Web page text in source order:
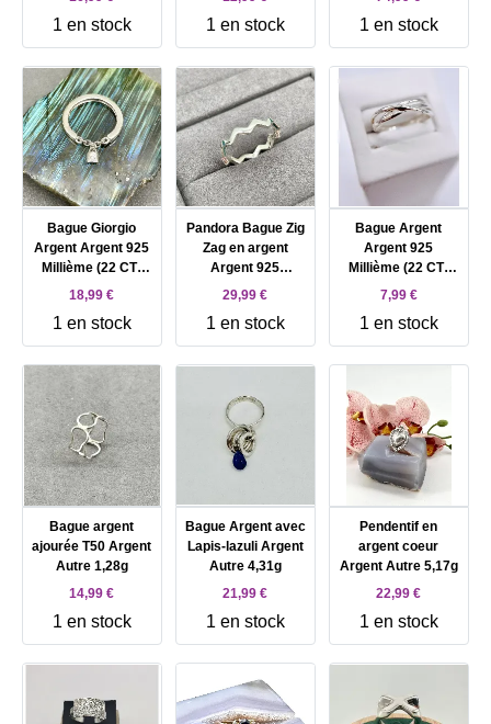
Autre 0,79
1 en stock 1 en stock 1 en stock
Bague Giorgio
Argent Argent 925
Millième (22 CT)
2,34g
18,99 €
1 en stock
Pandora Bague Zig
Zag en argent
Argent 925
Millième (22 CT)
29,99 €
1 en stock
Bague Argent
Argent 925
Millième (22 CT)
1,85 gr
7,99 €
1 en stock
Bague argent
ajourée T50 Argent
Autre 1,28g
14,99 €
1 en stock
Bague Argent avec
Lapis-lazuli Argent
Autre 4,31g
21,99 €
1 en stock
Pendentif en
argent coeur
Argent Autre 5,17g
22,99 €
1 en stock